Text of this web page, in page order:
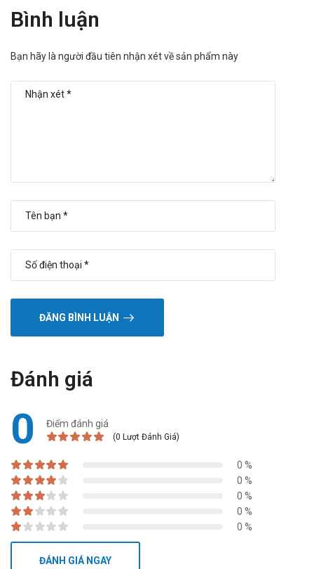
Bình luận
Bạn hãy là người đầu tiên nhận xét về sản phẩm này
ĐĂNG BÌNH LUẬN
Đánh giá
0 Điểm đánh giá
(0 Lượt Đánh Giá)
0 %
0 %
0 %
0 %
0 %
ĐÁNH GIÁ NGAY